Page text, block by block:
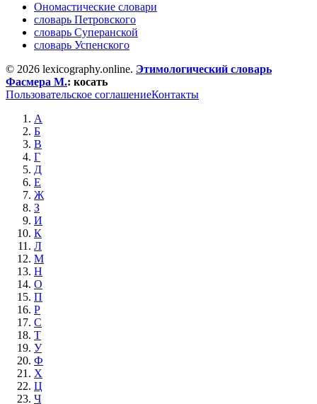
Ономастические словари
словарь Петровского
словарь Суперанской
словарь Успенского
© 2026 lexicography.online. Этимологический словарь
Фасмера М.: косать
Пользовательское соглашениеКонтакты
А
Б
В
Г
Д
Е
Ж
З
И
К
Л
М
Н
О
П
Р
С
Т
У
Ф
Х
Ц
Ч